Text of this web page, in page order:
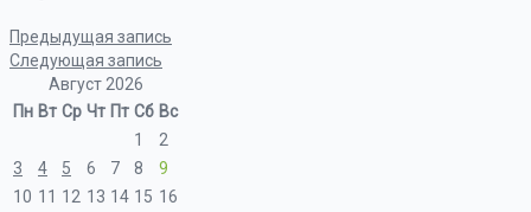
Предыдущая запись
Следующая запись
Август 2026
Пн Вт Ср Чт Пт Сб Вс
1
2
3
4 5 6 7 8
9
10 11 12 13 14 15 16